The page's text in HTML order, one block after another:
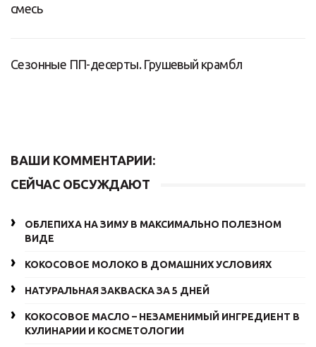
смесь
Сезонные ПП-десерты. Грушевый крамбл
ВАШИ КОММЕНТАРИИ:
СЕЙЧАС ОБСУЖДАЮТ
ОБЛЕПИХА НА ЗИМУ В МАКСИМАЛЬНО ПОЛЕЗНОМ
ВИДЕ
КОКОСОВОЕ МОЛОКО В ДОМАШНИХ УСЛОВИЯХ
НАТУРАЛЬНАЯ ЗАКВАСКА ЗА 5 ДНЕЙ
КОКОСОВОЕ МАСЛО – НЕЗАМЕНИМЫЙ ИНГРЕДИЕНТ В
КУЛИНАРИИ И КОСМЕТОЛОГИИ